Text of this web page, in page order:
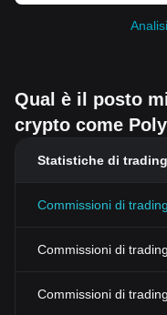
Qual è il posto
crypto come
Statistiche di trading
Commissioni di
Commissioni di
Commissioni di